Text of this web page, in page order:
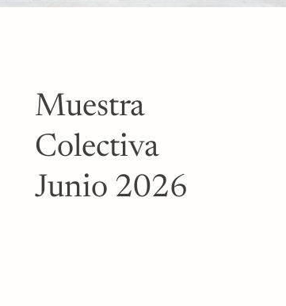
Muestra
Colectiva
Junio 2026